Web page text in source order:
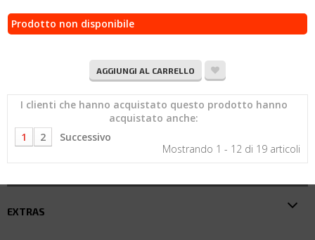
Prodotto non disponibile
AGGIUNGI AL CARRELLO
I clienti che hanno acquistato questo prodotto hanno
acquistato anche:
1
2
Successivo
Mostrando 1 - 12 di 19 articoli
EXTRAS